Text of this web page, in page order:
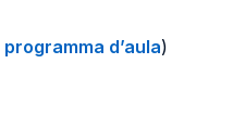
programma d’aula)